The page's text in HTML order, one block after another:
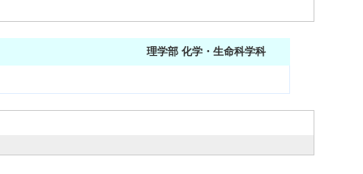
理学部 化学・生命科学科